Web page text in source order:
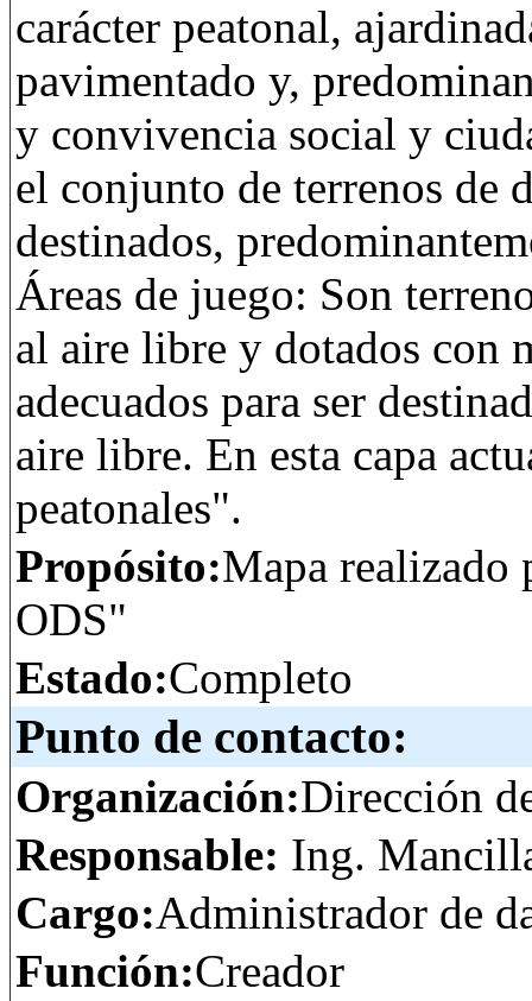
carácter peatonal,
pavimentado y,
y convivencia social y
el conjunto de terrenos de
destinados,
Áreas de juego: Son
al aire libre y dotados con
adecuados para ser
aire libre. En esta capa
peatonales".
Propósito:Mapa realizado
ODS"
Estado:Completo
Punto de contacto:
Organización:Dirección
Responsable: Ing.
Cargo:Administrador de
Función:Creador